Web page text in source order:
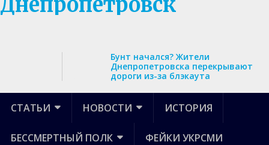
Бунт начался? Жители
Днепропетровска перекрывают
дороги из-за блэкаута
СТАТЬИ НОВОСТИ ИСТОРИЯ
БЕССМЕРТНЫЙ ПОЛК ФЕЙКИ УКРСМИ